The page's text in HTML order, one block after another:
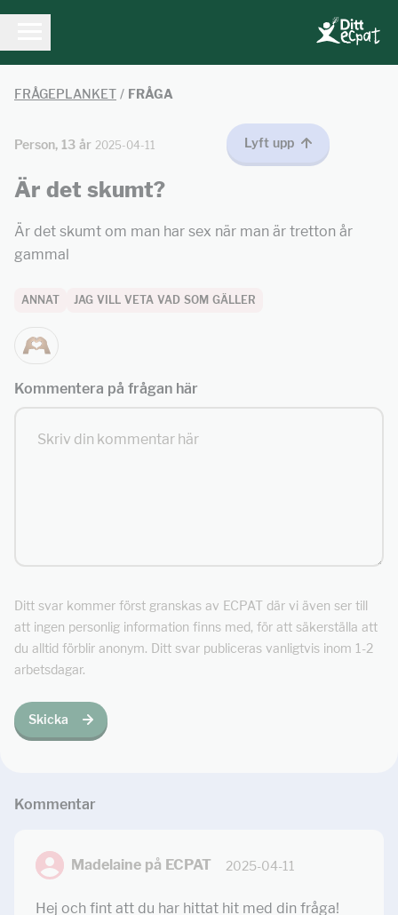
FRÅGEPLANKET / FRÅGA
Person, 13 år 2025-04-11 Lyft upp
Är det skumt?
Är det skumt om man har sex när man är tretton år
gammal
ANNAT JAG VILL VETA VAD SOM GÄLLER
Kommentera på frågan här
Ditt svar kommer först granskas av ECPAT där vi även ser till
att ingen personlig information finns med, för att säkerställa att
du alltid förblir anonym. Ditt svar publiceras vanligtvis inom 1-2
arbetsdagar.
Skicka
Kommentar
Madelaine på ECPAT 2025-04-11
Hej och fint att du har hittat hit med din fråga!